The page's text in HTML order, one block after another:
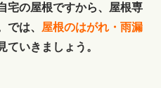
宅の屋根ですから、屋根専
では、 屋根のはがれ・雨漏
ていきましょう。